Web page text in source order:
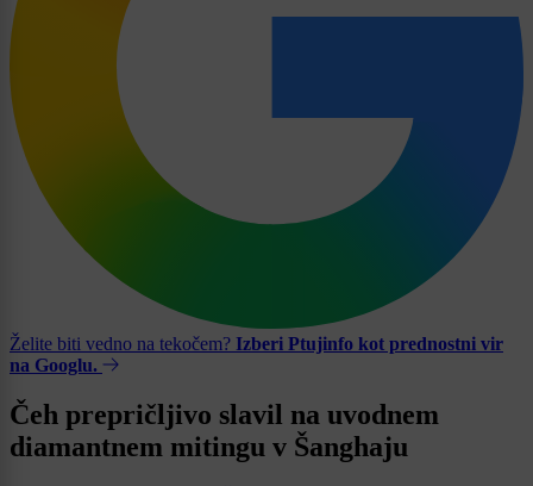
Želite biti vedno na tekočem? Izberi Ptujinfo kot prednostni vir
na Googlu.
Čeh prepričljivo slavil na uvodnem
diamantnem mitingu v Šanghaju